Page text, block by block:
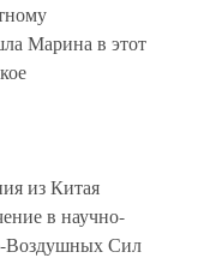
Марина в этот
из Китая
в научно-
Воздушных Сил